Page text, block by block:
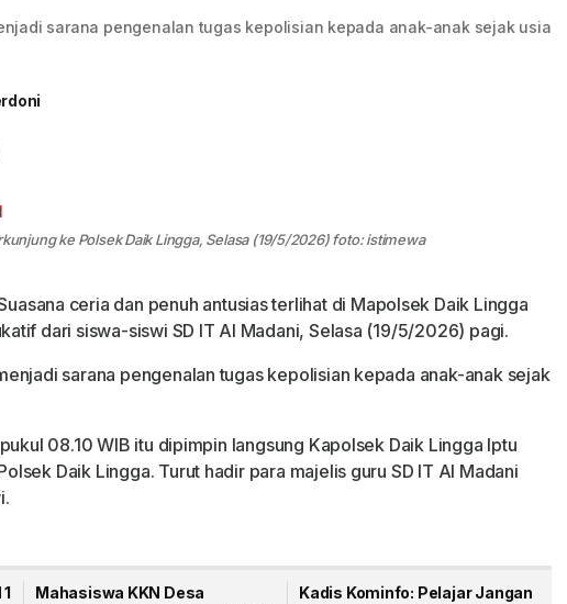
sarana pengenalan tugas kepolisian kepada anak-anak sejak usia
ke Polsek Daik Lingga, Selasa (19/5/2026) foto: istimewa
ceria dan penuh antusias terlihat di Mapolsek Daik Lingga
dari siswa-siswi SD IT Al Madani, Selasa (19/5/2026) pagi.
sarana pengenalan tugas kepolisian kepada anak-anak sejak
08.10 WIB itu dipimpin langsung Kapolsek Daik Lingga Iptu
Daik Lingga. Turut hadir para majelis guru SD IT Al Madani
Mahasiswa KKN Desa
Kadis Kominfo: Pelajar Jangan